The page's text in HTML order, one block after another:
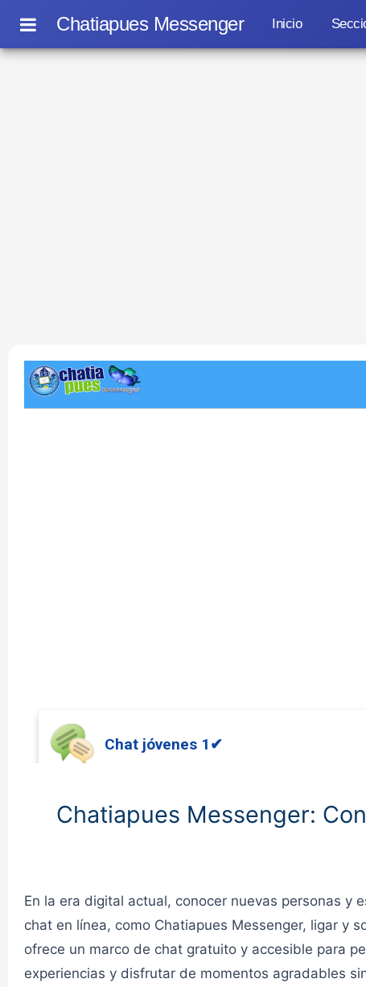
Chatiapues Messenger Inicio
Chat jóvenes 1✔
CHAT JÓVENES
Chat General 1✔
Chatiapues Messenger:
En la era digital actual, conocer nuevas personas y
chat en línea, como Chatiapues Messenger, ligar y
ofrece un marco de chat gratuito y accesible para
experiencias y disfrutar de momentos agradables